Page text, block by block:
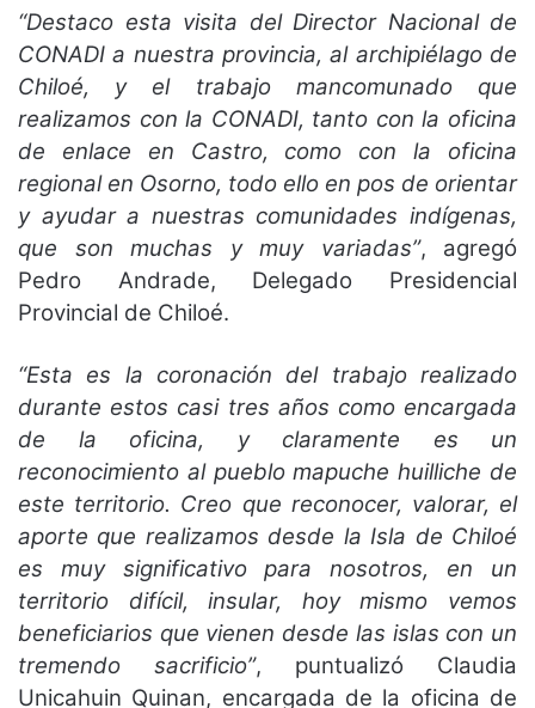
“Destaco esta visita del Director Nacional de
CONADI a nuestra provincia, al archipiélago de
Chiloé, y el trabajo mancomunado que
realizamos con la CONADI, tanto con la oficina
de enlace en Castro, como con la oficina
regional en Osorno, todo ello en pos de orientar
y ayudar a nuestras comunidades indígenas,
que son muchas y muy variadas”, agregó
Pedro Andrade, Delegado Presidencial
Provincial de Chiloé.
“Esta es la coronación del trabajo realizado
durante estos casi tres años como encargada
de la oficina, y claramente es un
reconocimiento al pueblo mapuche huilliche de
este territorio. Creo que reconocer, valorar, el
aporte que realizamos desde la Isla de Chiloé
es muy significativo para nosotros, en un
territorio difícil, insular, hoy mismo vemos
beneficiarios que vienen desde las islas con un
tremendo sacrificio”, puntualizó Claudia
Unicahuin Quinan, encargada de la oficina de